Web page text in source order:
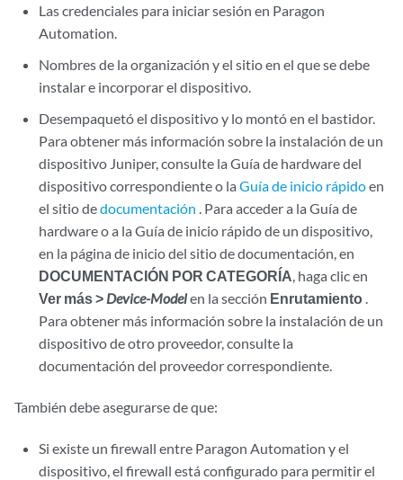
Las credenciales para iniciar sesión en Paragon
Automation.
Nombres de la organización y el sitio en el que se debe
instalar e incorporar el dispositivo.
Desempaquetó el dispositivo y lo montó en el bastidor.
Para obtener más información sobre la instalación de un
dispositivo Juniper, consulte la Guía de hardware del
dispositivo correspondiente o laGuía de inicio rápidoen
el sitio dedocumentación . Para acceder a la Guía de
hardware o a la Guía de inicio rápido de un dispositivo,
en la página de inicio del sitio de documentación, en
DOCUMENTACIÓN POR CATEGORÍA, haga clic en
Ver más > Device-Modelen la sección Enrutamiento .
Para obtener más información sobre la instalación de un
dispositivo de otro proveedor, consulte la
documentación del proveedor correspondiente.
También debe asegurarse de que:
Si existe un firewall entre Paragon Automation y el
dispositivo, el firewall está configurado para permitir el